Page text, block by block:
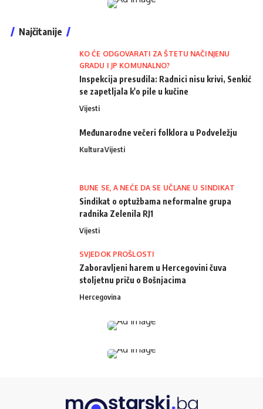
Najčitanije
KO ĆE ODGOVARATI ZA ŠTETU NAČINJENU
GRADU I JP KOMUNALNO?
Inspekcija presudila: Radnici nisu krivi, Senkić
se zapetljala k'o pile u kučine
Vijesti
Međunarodne večeri folklora u Podveležju
KulturaVijesti
BUNE SE, A NEĆE DA SE UČLANE U SINDIKAT
Sindikat o optužbama neformalne grupa
radnika Zelenila RJ1
Vijesti
SVJEDOK PROŠLOSTI
Zaboravljeni harem u Hercegovini čuva
stoljetnu priču o Bošnjacima
Hercegovina